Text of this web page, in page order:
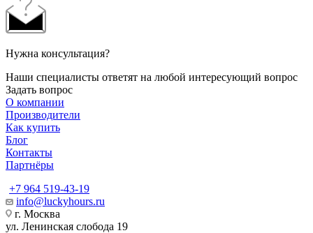
Нужна консультация?
Наши специалисты ответят на любой интересующий вопрос
Задать вопрос
О компании
Производители
Как купить
Блог
Контакты
Партнёры
+7 964 519-43-19
info@luckyhours.ru
г. Москва
ул. Ленинская слобода 19